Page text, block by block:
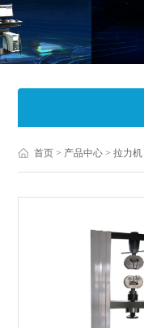
首页 > 产品中心 >拉力机